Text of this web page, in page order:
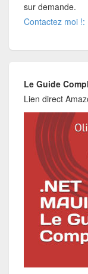
sur demande.
Contactez moi !:
Le Guide
Lien direct